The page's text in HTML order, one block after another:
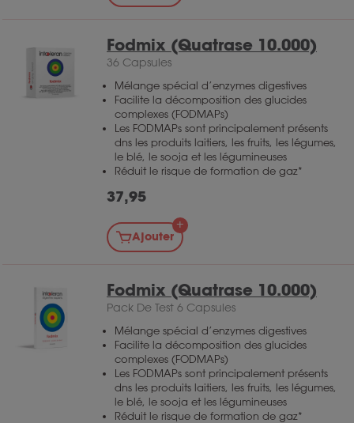
Fodmix (Quatrase 10.000)
36 Capsules
Mélange spécial d’enzymes digestives
Facilite la décomposition des glucides
complexes (FODMAPs)
Les FODMAPs sont principalement présents
dns les produits laitiers, les fruits, les légumes,
le blé, le sooja et les légumineuses
Réduit le risque de formation de gaz*
37,95
Ajouter
Fodmix (Quatrase 10.000)
Pack De Test 6 Capsules
Mélange spécial d’enzymes digestives
Facilite la décomposition des glucides
complexes (FODMAPs)
Les FODMAPs sont principalement présents
dns les produits laitiers, les fruits, les légumes,
le blé, le sooja et les légumineuses
Réduit le risque de formation de gaz*